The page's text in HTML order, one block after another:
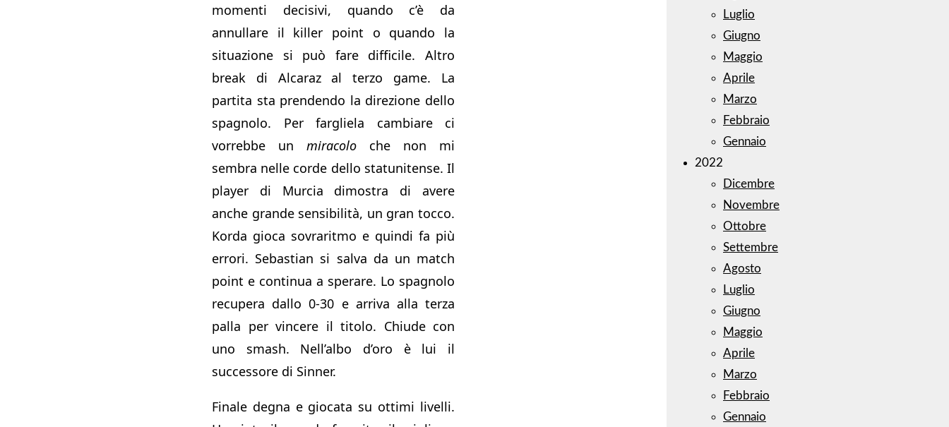
momenti decisivi, quando c’è da
annullare il killer point o quando la
situazione si può fare difficile. Altro
break di Alcaraz al terzo game. La
partita sta prendendo la direzione dello
spagnolo. Per fargliela cambiare ci
vorrebbe un miracolo che non mi
sembra nelle corde dello statunitense. Il
player di Murcia dimostra di avere
anche grande sensibilità, un gran tocco.
Korda gioca sovraritmo e quindi fa più
errori. Sebastian si salva da un match
point e continua a sperare. Lo spagnolo
recupera dallo 0-30 e arriva alla terza
palla per vincere il titolo. Chiude con
uno smash. Nell’albo d’oro è lui il
successore di Sinner.
Finale degna e giocata su ottimi livelli.
Luglio
Giugno
Maggio
Aprile
Marzo
Febbraio
Gennaio
2022
Dicembre
Novembre
Ottobre
Settembre
Agosto
Luglio
Giugno
Maggio
Aprile
Marzo
Febbraio
Gennaio